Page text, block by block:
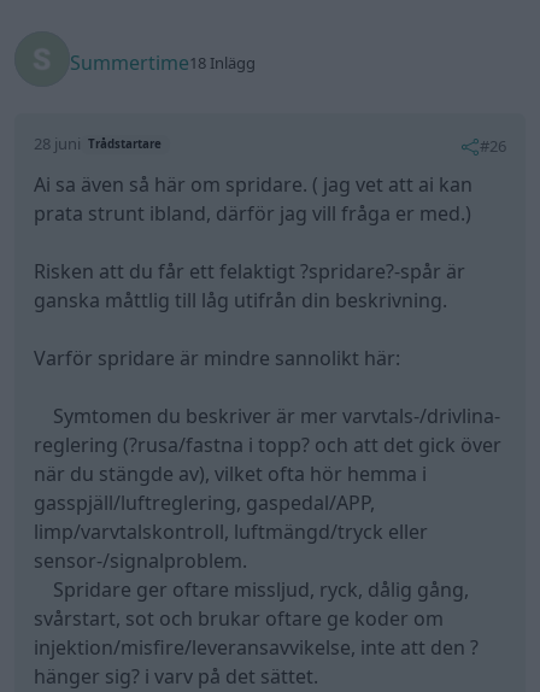
Summertime18 Inlägg
28 juni Trådstartare #26
Ai sa även så här om spridare. ( jag vet att ai kan
prata strunt ibland, därför jag vill fråga er med.)
Risken att du får ett felaktigt ?spridare?-spår är
ganska måttlig till låg utifrån din beskrivning.
Varför spridare är mindre sannolikt här:
Symtomen du beskriver är mer varvtals-/drivlina-
reglering (?rusa/fastna i topp? och att det gick över
när du stängde av), vilket ofta hör hemma i
gasspjäll/luftreglering, gaspedal/APP,
limp/varvtalskontroll, luftmängd/tryck eller
sensor-/signalproblem.
Spridare ger oftare missljud, ryck, dålig gång,
svårstart, sot och brukar oftare ge koder om
injektion/misfire/leveransavvikelse, inte att den ?
hänger sig? i varv på det sättet.